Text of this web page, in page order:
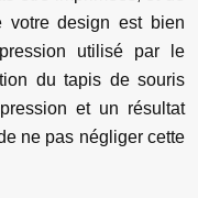
votre design est bien
utilisé par le
du tapis de souris
et un résultat
ne pas négliger cette